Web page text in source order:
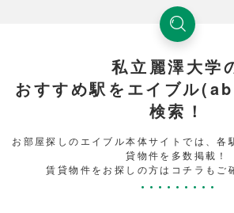
私立麗澤大学
おすすめ駅をエイブル
検索！
お部屋探しのエイブル本体サイトでは、各
貸物件を多数掲載！
賃貸物件をお探しの方はコチラもご